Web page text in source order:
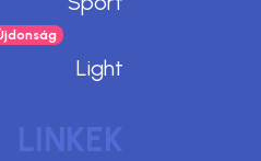
Light
LINKEK